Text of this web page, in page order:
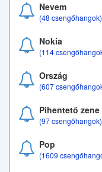
Nevem
(48 csengőhangok)
Nokia
(114
Ország
(607
Pihentető zene
(97 csengőhangok)
Pop
(1609